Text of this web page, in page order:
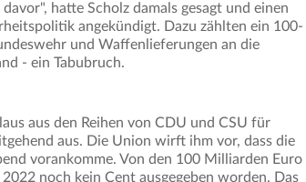
hatte Scholz damals gesagt und einen
angekündigt. Dazu zählten ein 100-
und Waffenlieferungen an die
- ein Tabubruch.
aus den Reihen von CDU und CSU für
aus. Die Union wirft ihm vor, dass die
vorankomme. Von den 100 Milliarden Euro
noch kein Cent ausgegeben worden. Das